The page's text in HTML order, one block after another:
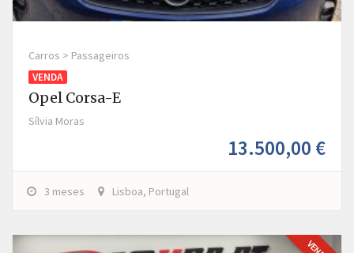
Carros > Passageiros
VENDA
Opel Corsa-E
Sílvia Moras
13.500,00 €
3 meses Lisboa, Portugal